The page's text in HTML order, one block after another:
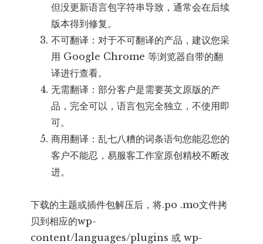
但没更新语言包字符串导致，通常会在后续
版本得到修复。
不可翻译：对于不可翻译的产品，建议您采
用 Google Chrome 等浏览器自带的翻
译进行查看。
无需翻译：部分客户是需要英文原版的产
品，完全可以，语言包完全独立，不使用即
可。
商用翻译：乱七八糟的词条语句您能忍您的
客户不能忍，易服客工作室原创精校不断改
进。
下载的主题或插件包解压后，将.po .mo文件拷
贝到相应的wp-
content/languages/plugins 或 wp-